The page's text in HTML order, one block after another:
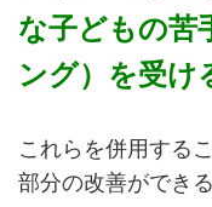
な子どもの苦
ング）を受け
これらを併用する
部分の改善ができ